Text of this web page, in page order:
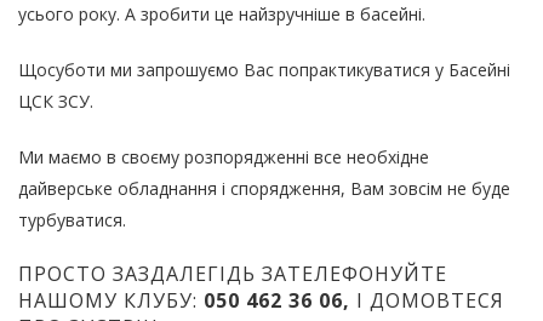
усього року. А зробити це найзручніше в басейні.
Щосуботи ми запрошуємо Вас попрактикуватися у Басейні
ЦСК ЗСУ.
Ми маємо в своєму розпорядженні все необхідне
дайверське обладнання і спорядження, Вам зовсім не буде
турбуватися.
ПРОСТО ЗАЗДАЛЕГІДЬ ЗАТЕЛЕФОНУЙТЕ
НАШОМУ КЛУБУ: 050 462 36 06, І ДОМОВТЕСЯ